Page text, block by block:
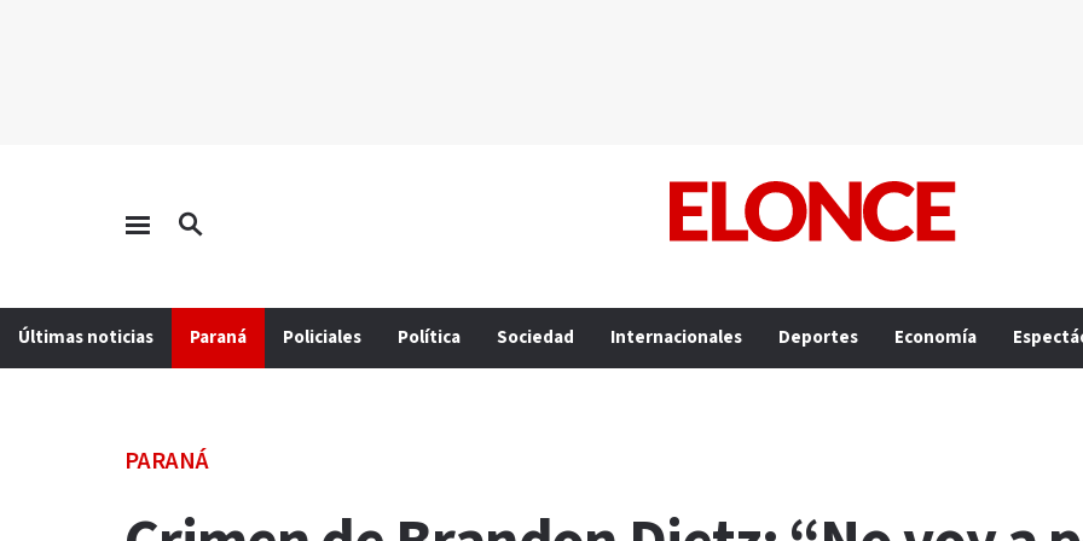
Últimas noticias Paraná Policiales Política Sociedad Internacionales Deportes Economía
PARANÁ